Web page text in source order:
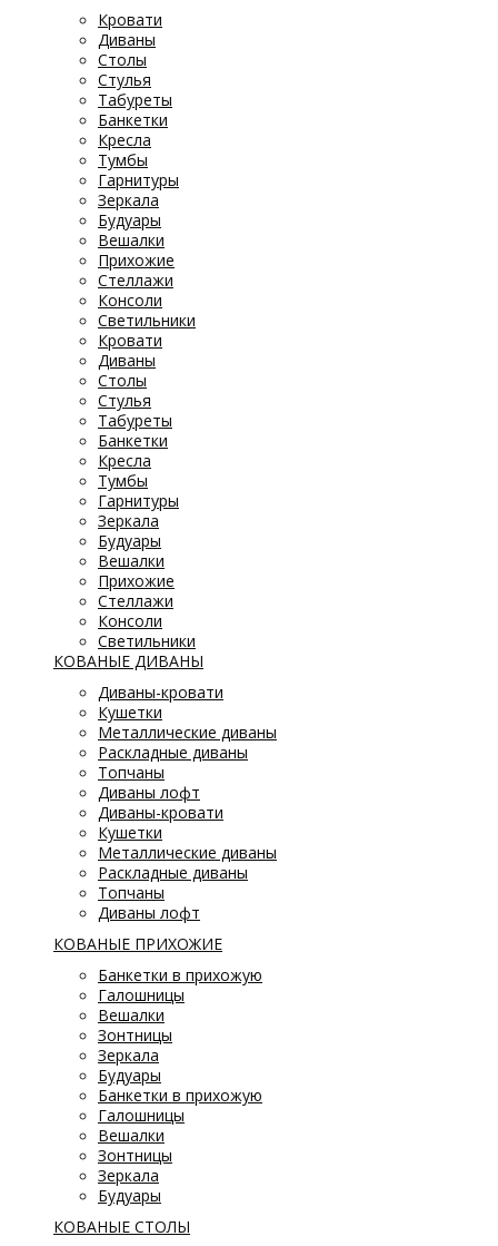
Кровати
Диваны
Столы
Стулья
Табуреты
Банкетки
Кресла
Тумбы
Гарнитуры
Зеркала
Будуары
Вешалки
Прихожие
Стеллажи
Консоли
Светильники
Кровати
Диваны
Столы
Стулья
Табуреты
Банкетки
Кресла
Тумбы
Гарнитуры
Зеркала
Будуары
Вешалки
Прихожие
Стеллажи
Консоли
Светильники
КОВАНЫЕ ДИВАНЫ
Диваны-кровати
Кушетки
Металлические диваны
Раскладные диваны
Топчаны
Диваны лофт
Диваны-кровати
Кушетки
Металлические диваны
Раскладные диваны
Топчаны
Диваны лофт
КОВАНЫЕ ПРИХОЖИЕ
Банкетки в прихожую
Галошницы
Вешалки
Зонтницы
Зеркала
Будуары
Банкетки в прихожую
Галошницы
Вешалки
Зонтницы
Зеркала
Будуары
КОВАНЫЕ СТОЛЫ